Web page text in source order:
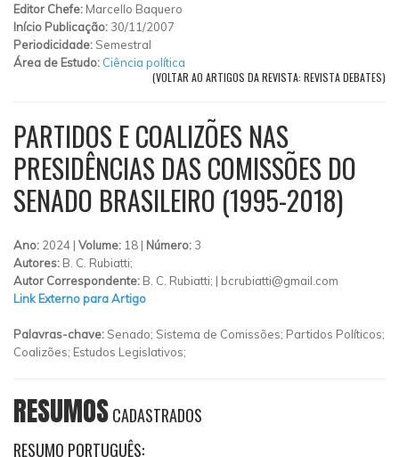
Editor Chefe: Marcello Baquero
Início Publicação: 30/11/2007
Periodicidade: Semestral
Área de Estudo: Ciência política
(VOLTAR AO ARTIGOS DA REVISTA: REVISTA DEBATES)
PARTIDOS E COALIZÕES NAS
PRESIDÊNCIAS DAS COMISSÕES DO
SENADO BRASILEIRO (1995-2018)
Ano: 2024 | Volume: 18 | Número: 3
Autores: B. C. Rubiatti;
Autor Correspondente: B. C. Rubiatti; | bcrubiatti@gmail.com
Link Externo para Artigo
Palavras-chave: Senado; Sistema de Comissões; Partidos Políticos;
Coalizões; Estudos Legislativos;
RESUMOSCADASTRADOS
RESUMO PORTUGUÊS: